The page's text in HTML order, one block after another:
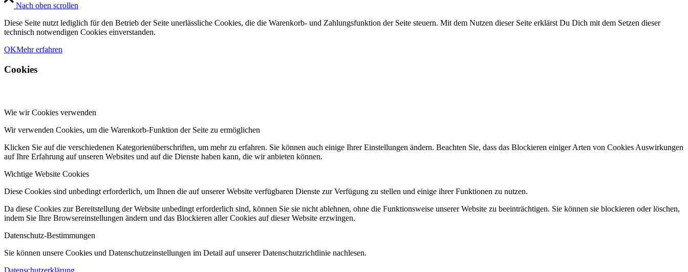
Nach oben scrollen
Diese Seite nutzt lediglich für den Betrieb der Seite unerlässliche Cookies, die die Warenkorb- und Zahlungsfunktion der Seite steuern. Mit dem Nutzen dieser Seite erklärst Du Dich mit dem Setzen dieser
technisch notwendigen Cookies einverstanden.
OKMehr erfahren
Cookies
Wie wir Cookies verwenden
Wir verwenden Cookies, um die Warenkorb-Funktion der Seite zu ermöglichen
Klicken Sie auf die verschiedenen Kategorienüberschriften, um mehr zu erfahren. Sie können auch einige Ihrer Einstellungen ändern. Beachten Sie, dass das Blockieren einiger Arten von Cookies Auswirkungen
auf Ihre Erfahrung auf unseren Websites und auf die Dienste haben kann, die wir anbieten können.
Wichtige Website Cookies
Diese Cookies sind unbedingt erforderlich, um Ihnen die auf unserer Website verfügbaren Dienste zur Verfügung zu stellen und einige ihrer Funktionen zu nutzen.
Da diese Cookies zur Bereitstellung der Website unbedingt erforderlich sind, können Sie sie nicht ablehnen, ohne die Funktionsweise unserer Website zu beeinträchtigen. Sie können sie blockieren oder löschen,
indem Sie Ihre Browsereinstellungen ändern und das Blockieren aller Cookies auf dieser Website erzwingen.
Datenschutz-Bestimmungen
Sie können unsere Cookies und Datenschutzeinstellungen im Detail auf unserer Datenschutzrichtlinie nachlesen.